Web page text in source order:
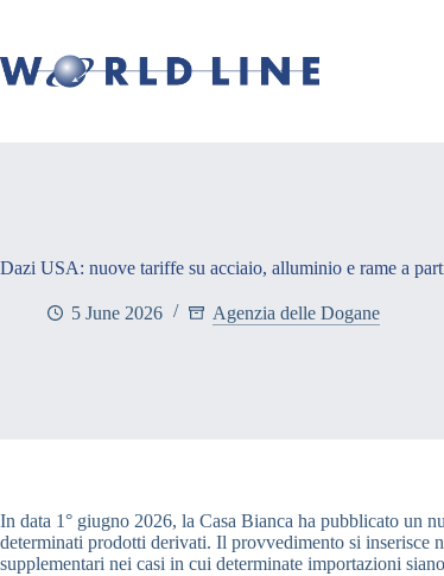
Dazi USA: nuove tariffe su acciaio, alluminio e rame a
5 June 2026 Agenzia delle Dogane
In data 1° giugno 2026, la Casa Bianca ha pubblicato
determinati prodotti derivati. Il provvedimento si inserisce
supplementari nei casi in cui determinate importazioni